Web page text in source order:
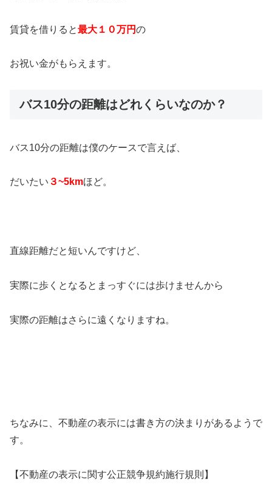
賃貸を借りると最大１０万円の
お祝い金がもらえます。
バス10分の距離はどれくらいなのか？
バス10分の距離は僕のケースで言えば、
だいたい ３~5kmほど。
直線距離だと短いんですけど、
実際に歩くとなるとまっすぐには歩けませんから
実際の距離はさらに遠くなりますね。
ちなみに、不動産の表示には書き方の決まりがあるようで
す。
【不動産の表示に関す公正競争規約施行規則】